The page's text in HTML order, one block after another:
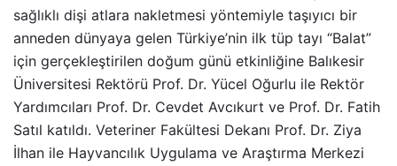
sağlıklı dişi atlara nakletmesi yöntemiyle taşıyıcı bir
anneden dünyaya gelen Türkiye’nin ilk tüp tayı “Balat”
için gerçekleştirilen doğum günü etkinliğine Balıkesir
Üniversitesi Rektörü Prof. Dr. Yücel Oğurlu ile Rektör
Yardımcıları Prof. Dr. Cevdet Avcıkurt ve Prof. Dr. Fatih
Satıl katıldı. Veteriner Fakültesi Dekanı Prof. Dr. Ziya
İlhan ile Hayvancılık Uygulama ve Araştırma Merkezi